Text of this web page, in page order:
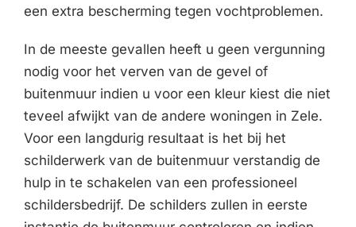
een extra bescherming tegen vochtproblemen.
In de meeste gevallen heeft u geen vergunning
nodig voor het verven van de gevel of
buitenmuur indien u voor een kleur kiest die niet
teveel afwijkt van de andere woningen in Zele.
Voor een langdurig resultaat is het bij het
schilderwerk van de buitenmuur verstandig de
hulp in te schakelen van een professioneel
schildersbedrijf. De schilders zullen in eerste